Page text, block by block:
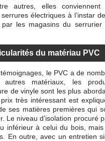
autres, elles conviennent
électriques à l’instar
par les magasins du
du matériau PVC
le PVC a de
autres matériaux, les
de vinyle sont les plus
très intéressant est
ses matières premières qui
Le niveau d’isolation procuré
inférieur à celui du bois,
En outre, avec un entretien